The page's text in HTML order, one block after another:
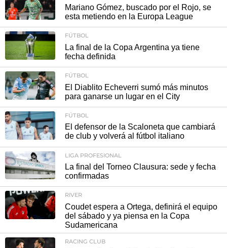
Mariano Gómez, buscado por el Rojo, se
esta metiendo en la Europa League
FÚTBOL
La final de la Copa Argentina ya tiene
fecha definida
FÚTBOL
El Diablito Echeverri sumó más minutos
para ganarse un lugar en el City
FÚTBOL
El defensor de la Scaloneta que cambiará
de club y volverá al fútbol italiano
LIGA PROFESIONAL
La final del Torneo Clausura: sede y fecha
confirmadas
RIVER
Coudet espera a Ortega, definirá el equipo
del sábado y ya piensa en la Copa
Sudamericana
RACING CLUB